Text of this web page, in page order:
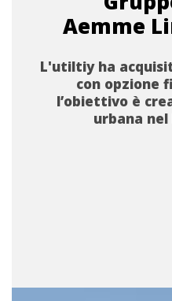
Aemme
L'utiltiy ha
con opzione
l’obiettivo è
urbana